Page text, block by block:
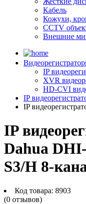
Кабель
Кожухи,
CCTV
Внешние
IP
XVR
HD-CVI
IP
IP
IP
Dahua
S3/H 8-
Код товара: 8903
(0 отзывов)